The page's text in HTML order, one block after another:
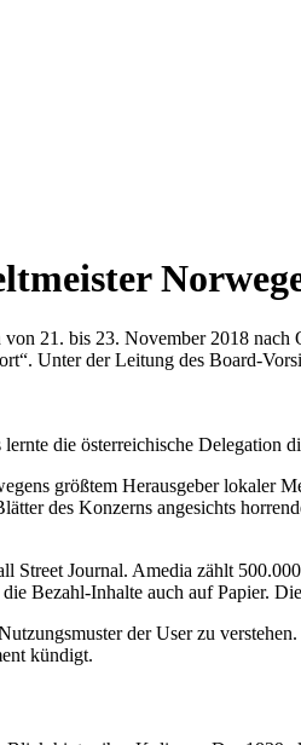
21. bis 23. November 2018
Unter der Leitung des Board-
die österreichische Delegation
größtem Herausgeber
des Konzerns angesichts
Street Journal. Amedia zählt
Bezahl-Inhalte auch auf Papier.
der User zu
kündigt.